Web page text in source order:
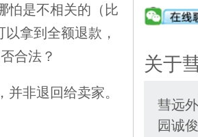
怕是不相关的（比
拿到全额退款，
合法？
非退回给卖家。
关于
彗远
园诚